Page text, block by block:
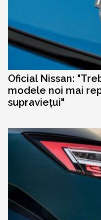
Oficial Nissan:
modele noi mai
supraviețui"